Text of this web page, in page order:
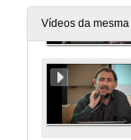
Vídeos da mesma